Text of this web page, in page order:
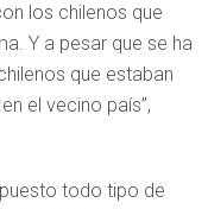
los chilenos que
Y a pesar que se ha
que estaban
el vecino país”,
todo tipo de